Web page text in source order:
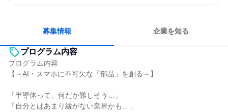
募集情報 企業を知る
プログラム内容
プログラム内容
【～AI・スマホに不可欠な「部品」を創る～】
「半導体って、何だか難しそう…」
「自分とはあまり縁がない業界かも…」